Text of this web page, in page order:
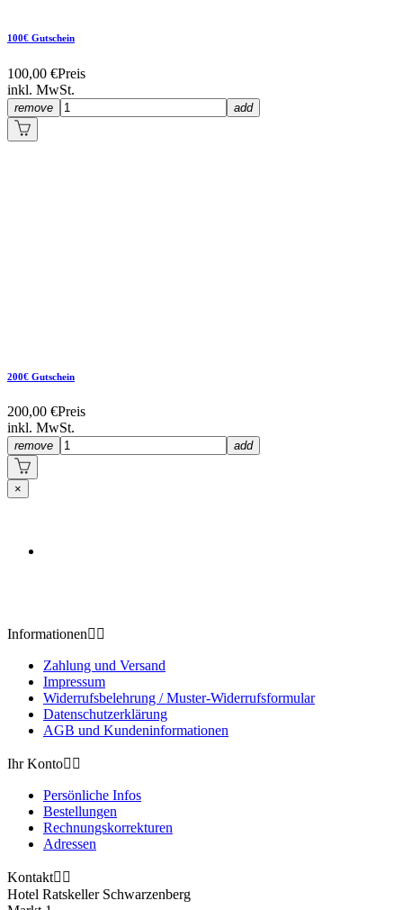
100€ Gutschein
100,00 €Preis
inkl. MwSt.
remove add
200€ Gutschein
200,00 €Preis
inkl. MwSt.
remove add
×
Informationen 
Zahlung und Versand
Impressum
Widerrufsbelehrung / Muster-Widerrufsformular
Datenschutzerklärung
AGB und Kundeninformationen
Ihr Konto 
Persönliche Infos
Bestellungen
Rechnungskorrekturen
Adressen
Kontakt 
Hotel Ratskeller Schwarzenberg